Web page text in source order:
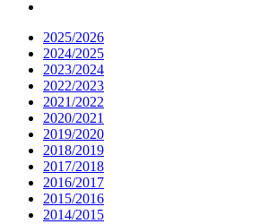
2025/2026
2024/2025
2023/2024
2022/2023
2021/2022
2020/2021
2019/2020
2018/2019
2017/2018
2016/2017
2015/2016
2014/2015